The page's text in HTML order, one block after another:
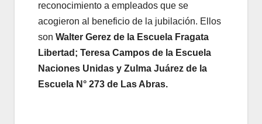
reconocimiento a empleados que se
acogieron al beneficio de la jubilación. Ellos
son Walter Gerez de la Escuela Fragata
Libertad; Teresa Campos de la Escuela
Naciones Unidas y Zulma Juárez de la
Escuela N° 273 de Las Abras.